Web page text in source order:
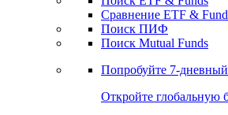
Сравнение ETF &
Поиск ПИФ
Поиск Mutual Funds
Попробуйте 7-дневный
Откройте глобальную